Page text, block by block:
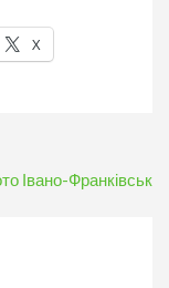
X
Івано-Франківськ